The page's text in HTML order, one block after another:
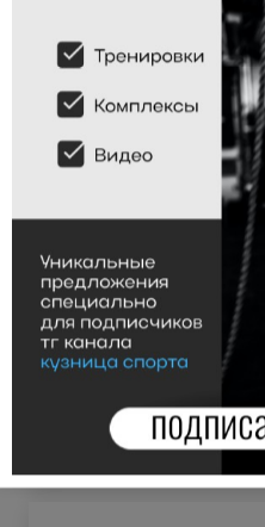
СПОРТИВНОЕ
АТЛЕТОВ
14999просмотров
Что из спортивного
атлетам? До тренировки,
тренировки, для развития